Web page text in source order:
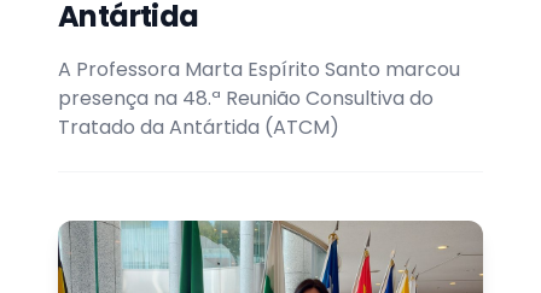
Antártida
A Professora Marta Espírito Santo marcou
presença na 48.ª Reunião Consultiva do
Tratado da Antártida (ATCM)